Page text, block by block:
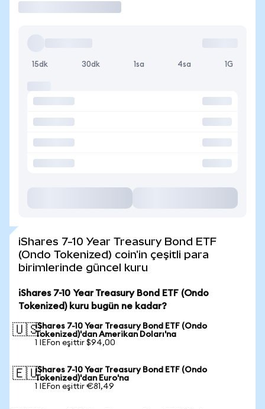
15dk 30dk 1sa 4sa 1G
iShares 7-10 Year Treasury Bond ETF
(Ondo Tokenized) coin'in çeşitli para
birimlerinde güncel kuru
iShares 7-10 Year Treasury Bond ETF (Ondo
Tokenized) kuru bugün ne kadar?
🇺🇸iShares 7-10 Year Treasury Bond ETF (Ondo
Tokenized)'dan Amerikan Doları'na
1 IEFon eşittir $94,00
🇪🇺iShares 7-10 Year Treasury Bond ETF (Ondo
Tokenized)'dan Euro'na
1 IEFon eşittir €81,49